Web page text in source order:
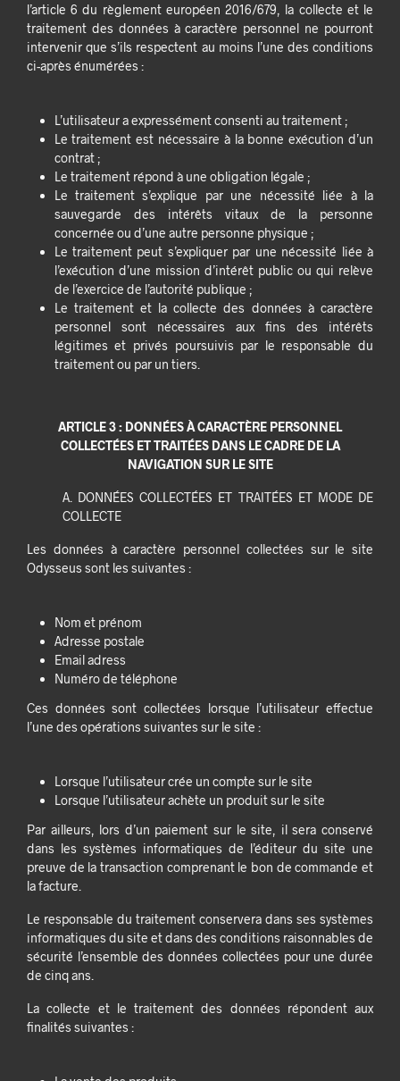
l’article 6 du règlement européen 2016/679, la collecte et le
traitement des données à caractère personnel ne pourront
intervenir que s’ils respectent au moins l’une des conditions
ci-après énumérées :
L’utilisateur a expressément consenti au traitement ;
Le traitement est nécessaire à la bonne exécution d’un
contrat ;
Le traitement répond à une obligation légale ;
Le traitement s’explique par une nécessité liée à la
sauvegarde des intérêts vitaux de la personne
concernée ou d’une autre personne physique ;
Le traitement peut s’expliquer par une nécessité liée à
l’exécution d’une mission d’intérêt public ou qui relève
de l’exercice de l’autorité publique ;
Le traitement et la collecte des données à caractère
personnel sont nécessaires aux fins des intérêts
légitimes et privés poursuivis par le responsable du
traitement ou par un tiers.
ARTICLE 3 : DONNÉES À CARACTÈRE PERSONNEL
COLLECTÉES ET TRAITÉES DANS LE CADRE DE LA
NAVIGATION SUR LE SITE
A. DONNÉES COLLECTÉES ET TRAITÉES ET MODE DE
COLLECTE
Les données à caractère personnel collectées sur le site
Odysseus sont les suivantes :
Nom et prénom
Adresse postale
Email adress
Numéro de téléphone
Ces données sont collectées lorsque l’utilisateur effectue
l’une des opérations suivantes sur le site :
Lorsque l’utilisateur crée un compte sur le site
Lorsque l’utilisateur achète un produit sur le site
Par ailleurs, lors d’un paiement sur le site, il sera conservé
dans les systèmes informatiques de l’éditeur du site une
preuve de la transaction comprenant le bon de commande et
la facture.
Le responsable du traitement conservera dans ses systèmes
informatiques du site et dans des conditions raisonnables de
sécurité l’ensemble des données collectées pour une durée
de cinq ans.
La collecte et le traitement des données répondent aux
finalités suivantes :